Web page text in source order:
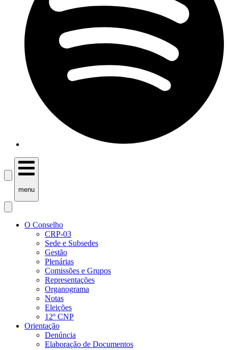
menu
O Conselho
CRP-03
Sede e Subsedes
Gestão
Plenárias
Comissões e Grupos
Representações
Organograma
Notas
Eleições
12º CNP
Orientação
Denúncia
Elaboração de Documentos